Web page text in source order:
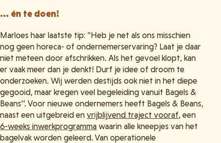
... én te doen!
Marloes haar laatste tip: “Heb je net als ons misschien
nog geen horeca- of ondernemerservaring? Laat je daar
niet meteen door afschrikken. Als het gevoel klopt, kan
er vaak meer dan je denkt! Durf je idee of droom te
onderzoeken. Wij werden destijds ook niet in het diepe
gegooid, maar kregen veel begeleiding vanuit Bagels &
Beans’’. Voor nieuwe ondernemers heeft Bagels & Beans,
naast een uitgebreid en vrijblijvend traject vooraf, een
6-weeks inwerkprogramma waarin alle kneepjes van het
bagelvak worden geleerd. Van operationele